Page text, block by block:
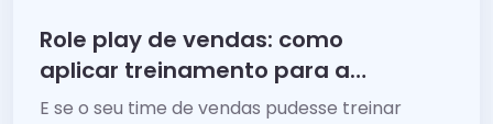
Role play de vendas: como
aplicar treinamento para a
equipe de vendas
E se o seu time de vendas pudesse treinar